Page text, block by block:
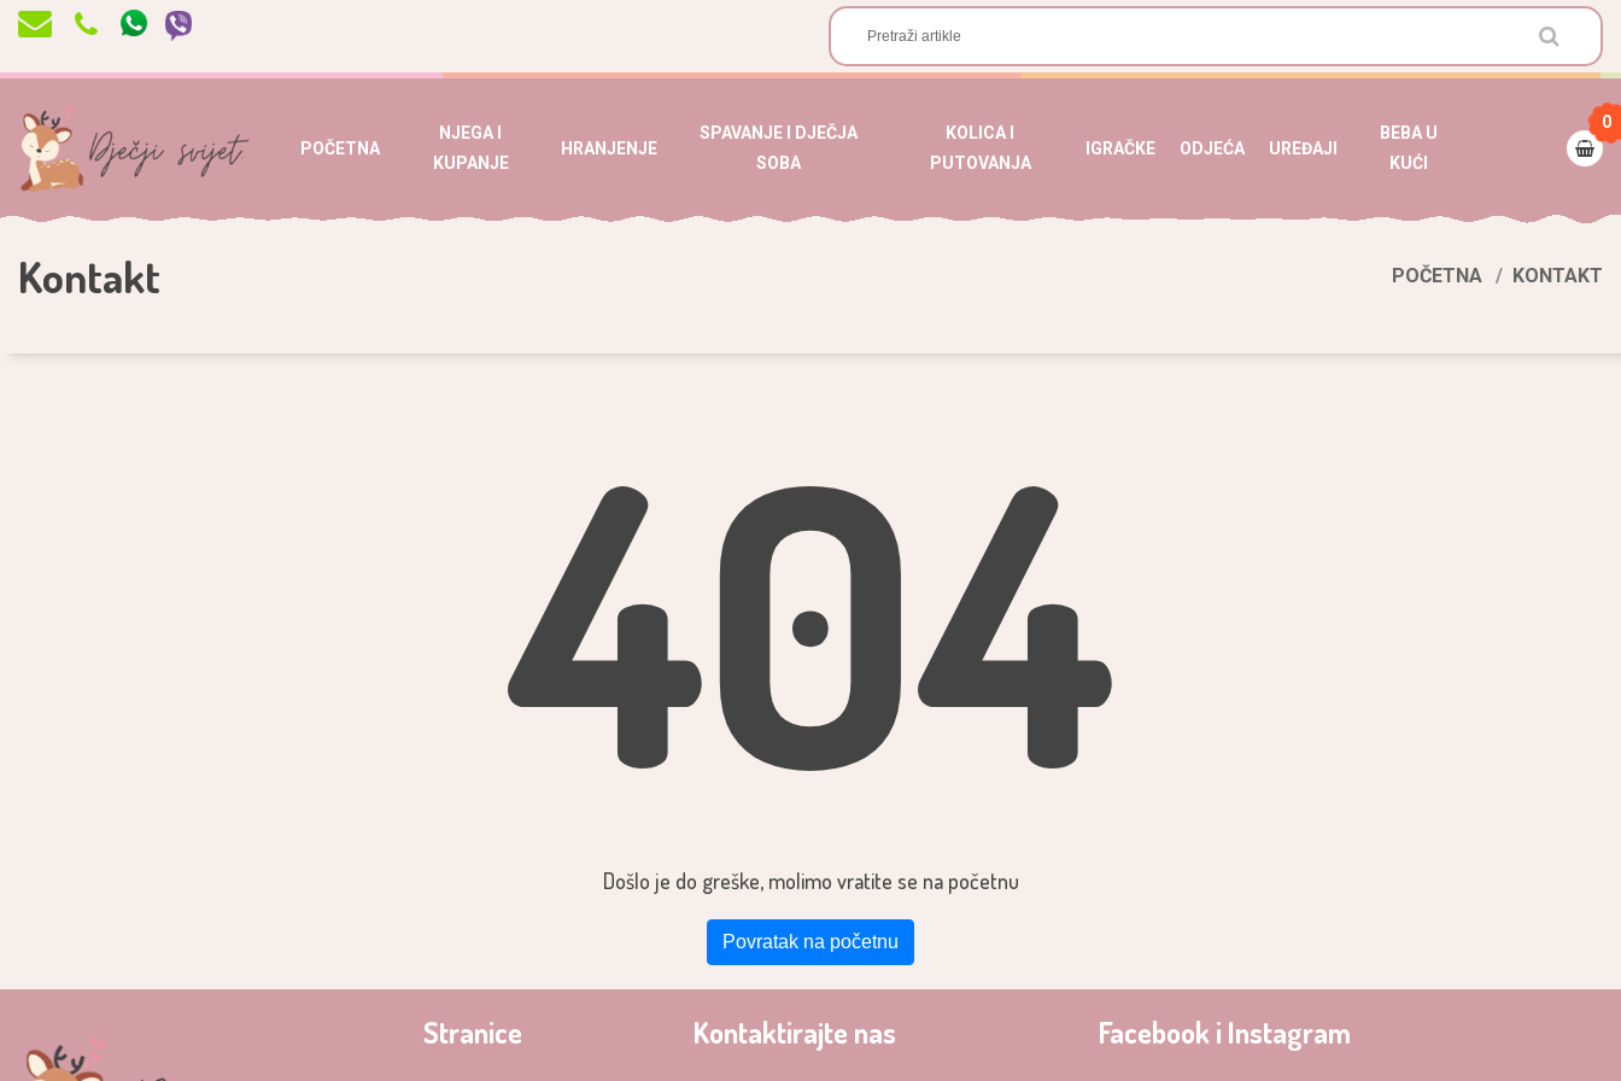
POČETNA
NJEGA I
KUPANJE
HRANJENJE
SPAVANJE I DJEČJA
SOBA
KOLICA I
PUTOVANJA
IGRAČKE ODJEĆA UREĐAJI
BEBA U
KUĆI
0
Kontakt POČETNA KONTAKT
404
Došlo je do greške, molimo vratite se na početnu
Povratak na početnu
Stranice Kontaktirajte nas Facebook i Instagram